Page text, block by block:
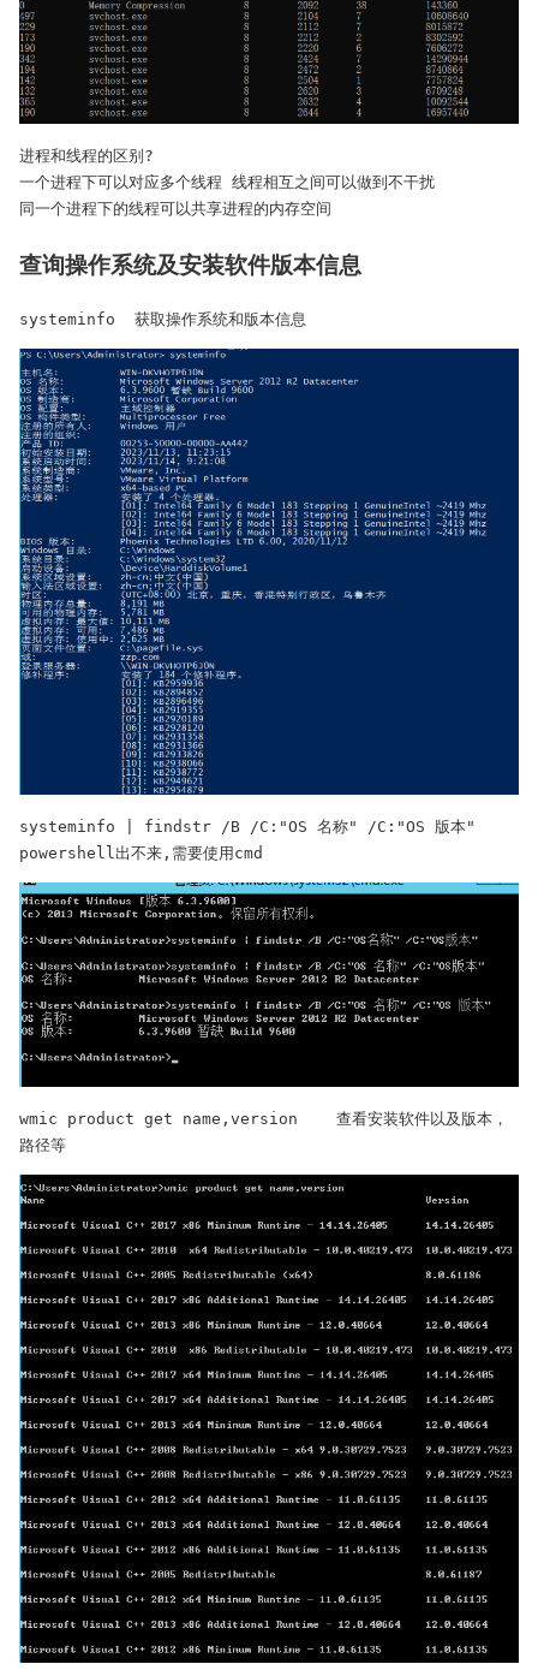
进程和线程的区别?
一个进程下可以对应多个线程 线程相互之间可以做到不干扰
同一个进程下的线程可以共享进程的内存空间
查询操作系统及安装软件版本信息
systeminfo  获取操作系统和版本信息
systeminfo | findstr /B /C:"OS 名称" /C:"OS 版本"
powershell出不来,需要使用cmd
wmic product get name,version    查看安装软件以及版本，
路径等